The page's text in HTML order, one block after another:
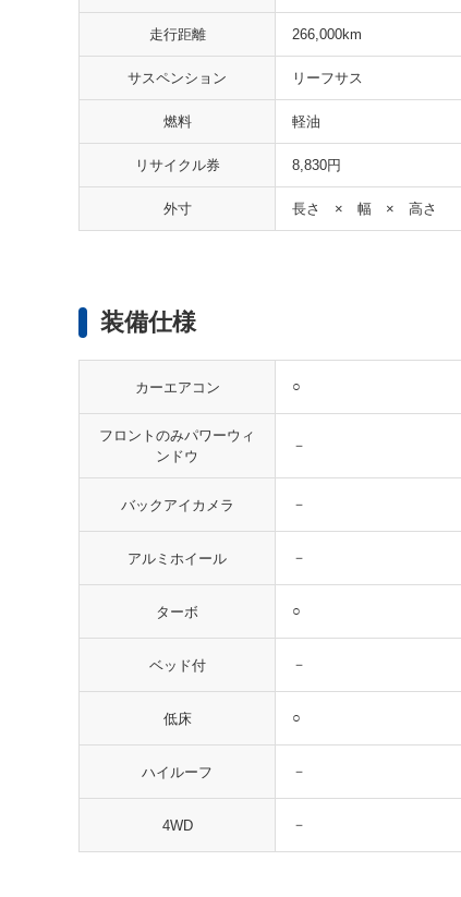
走行距離 266,000km
サスペンション リーフサス
燃料 軽油
リサイクル券 8,830円
外寸 長さ × 幅 × 高さ
装備仕様
カーエアコン ○
フロントのみパワーウィ
ンドウ
－
バックアイカメラ －
アルミホイール －
ターボ ○
ベッド付 －
低床 ○
ハイルーフ －
4WD －